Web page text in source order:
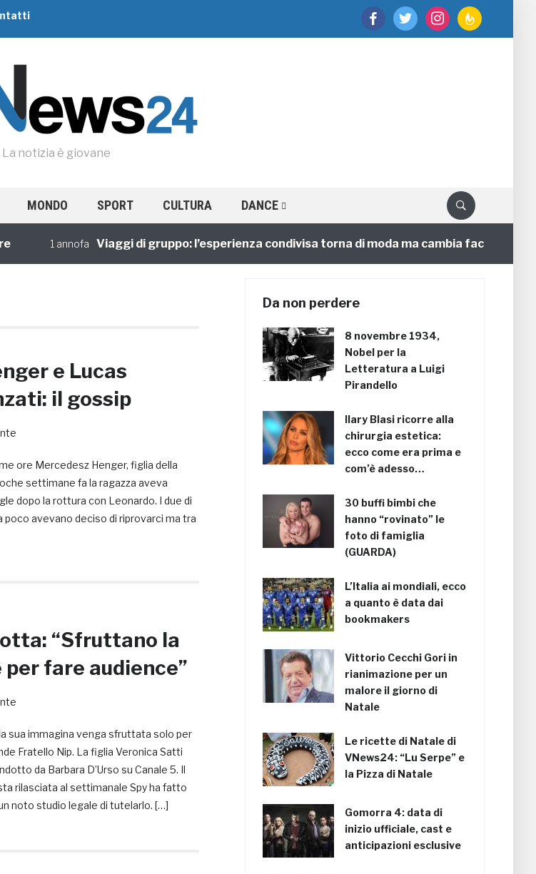
facebooktwitter instagramfeedburner
La notizia è giovane
MONDO SPORT CULTURA DANCE
1 annofa Viaggi di gruppo: l’esperienza condivisa torna di moda ma cambia faccia
e Lucas
il gossip
ore Mercedesz Henger, figlia della
settimane fa la ragazza aveva
dopo la rottura con Leonardo. I due di
avevano deciso di riprovarci ma tra
“Sfruttano la
fare audience”
sua immagina venga sfruttata solo per
Fratello Nip. La figlia Veronica Satti
da Barbara D’Urso su Canale 5. Il
rilasciata al settimanale Spy ha fatto
noto studio legale di tutelarlo. […]
Da non perdere
8 novembre 1934,
Nobel per la
Letteratura a Luigi
Pirandello
Ilary Blasi ricorre alla
chirurgia estetica:
ecco come era prima e
com’è adesso…
30 buffi bimbi che
hanno “rovinato” le
foto di famiglia
(GUARDA)
L’Italia ai mondiali, ecco
a quanto è data dai
bookmakers
Vittorio Cecchi Gori in
rianimazione per un
malore il giorno di
Natale
Le ricette di Natale di
VNews24: “Lu Serpe” e
la Pizza di Natale
Gomorra 4: data di
inizio ufficiale, cast e
anticipazioni esclusive